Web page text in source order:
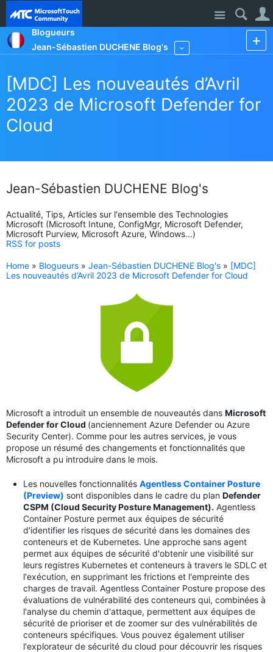
Site
Blogueurs
Jean-Sébastien DUCHENE Blog's
[MDC] Les nouveautés d’Avril
2023 de Microsoft Defender for
Cloud
Jean-Sébastien DUCHENE Blog's
Actualité, Tips, Articles sur l'ensemble des Technologies
Microsoft (Microsoft Intune, ConfigMgr, Microsoft Defender,
Microsoft Purview, Microsoft Azure, Windows...)
RSS for posts
Home » Blogueurs » Jean-Sébastien DUCHENE Blog's » [MDC]
Les nouveautés d’Avril 2023 de Microsoft Defender for Cloud
Microsoft a introduit un ensemble de nouveautés dans Microsoft
Defender for Cloud (anciennement Azure Defender ou Azure
Security Center). Comme pour les autres services, je vous
propose un résumé des changements et fonctionnalités que
Microsoft a pu introduire dans le mois.
Les nouvelles fonctionnalités Agentless Container Posture
(Preview) sont disponibles dans le cadre du plan Defender
CSPM (Cloud Security Posture Management). Agentless
Container Posture permet aux équipes de sécurité
d'identifier les risques de sécurité dans les domaines des
conteneurs et de Kubernetes. Une approche sans agent
permet aux équipes de sécurité d'obtenir une visibilité sur
leurs registres Kubernetes et conteneurs à travers le SDLC et
l'exécution, en supprimant les frictions et l'empreinte des
charges de travail. Agentless Container Posture propose des
évaluations de vulnérabilité des conteneurs qui, combinées à
l'analyse du chemin d'attaque, permettent aux équipes de
sécurité de prioriser et de zoomer sur des vulnérabilités de
conteneurs spécifiques. Vous pouvez également utiliser
l'explorateur de sécurité du cloud pour découvrir les risques